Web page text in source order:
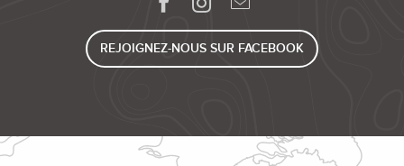
REJOIGNEZ-NOUS SUR FACEBOOK